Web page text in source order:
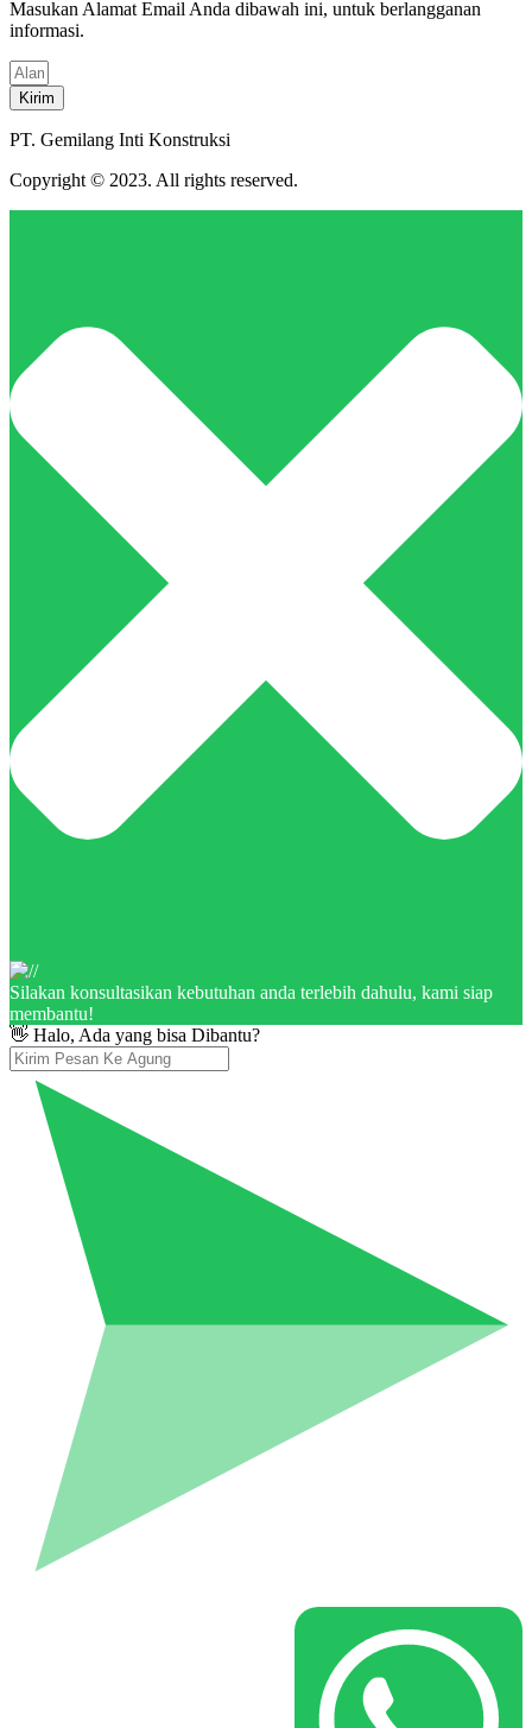
Masukan Alamat Email Anda dibawah ini, untuk berlangganan
informasi.
Kirim
PT. Gemilang Inti Konstruksi
Copyright © 2023. All rights reserved.
Silakan konsultasikan kebutuhan anda terlebih dahulu, kami siap
membantu!
👋 Halo, Ada yang bisa Dibantu?